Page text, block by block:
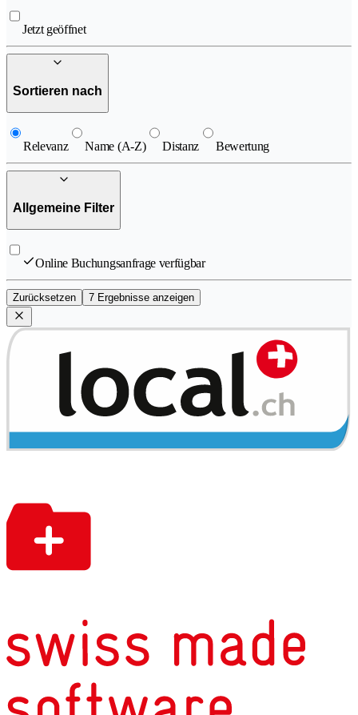
Jetzt geöffnet
Sortieren nach
Relevanz Name (A-Z) Distanz Bewertung
Allgemeine Filter
Online Buchungsanfrage verfügbar
Zurücksetzen 7 Ergebnisse anzeigen